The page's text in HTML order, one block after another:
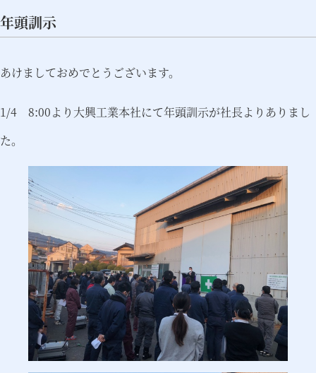
年頭訓示
あけましておめでとうございます。
1/4 8:00より大興工業本社にて年頭訓示が社長よりありまし
た。